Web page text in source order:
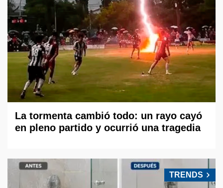
La tormenta cambió todo: un rayo cayó
en pleno partido y ocurrió una tragedia
TRENDS